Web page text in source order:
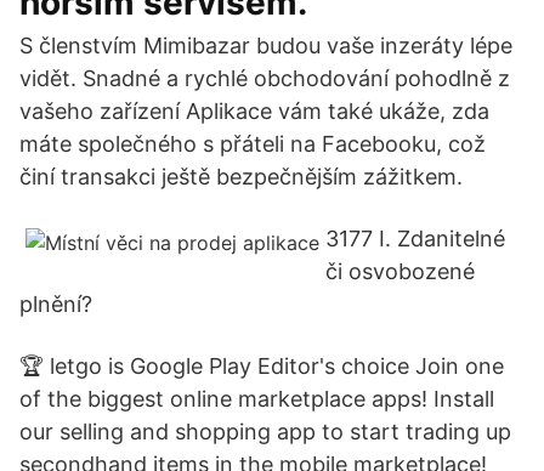
S členstvím Mimibazar budou vaše inzeráty lépe
vidět. Snadné a rychlé obchodování pohodlně z
vašeho zařízení Aplikace vám také ukáže, zda
máte společného s přáteli na Facebooku, což
činí transakci ještě bezpečnějším zážitkem.
3177 I. Zdanitelné
či osvobozené
plnění?
🏆 letgo is Google Play Editor's choice Join one
of the biggest online marketplace apps! Install
our selling and shopping app to start trading up
secondhand items in the mobile marketplace!